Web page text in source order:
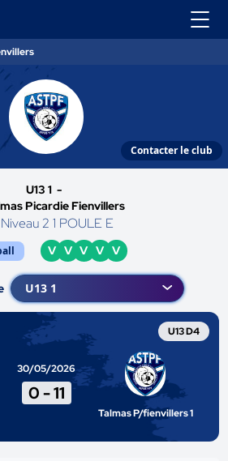
Contacter le club
U13 1 -
Picardie Fienvillers
Niveau 2 1 POULE E
V V V V V
U13 D4
30/05/2026
0-11
Talmas P/fienvillers 1